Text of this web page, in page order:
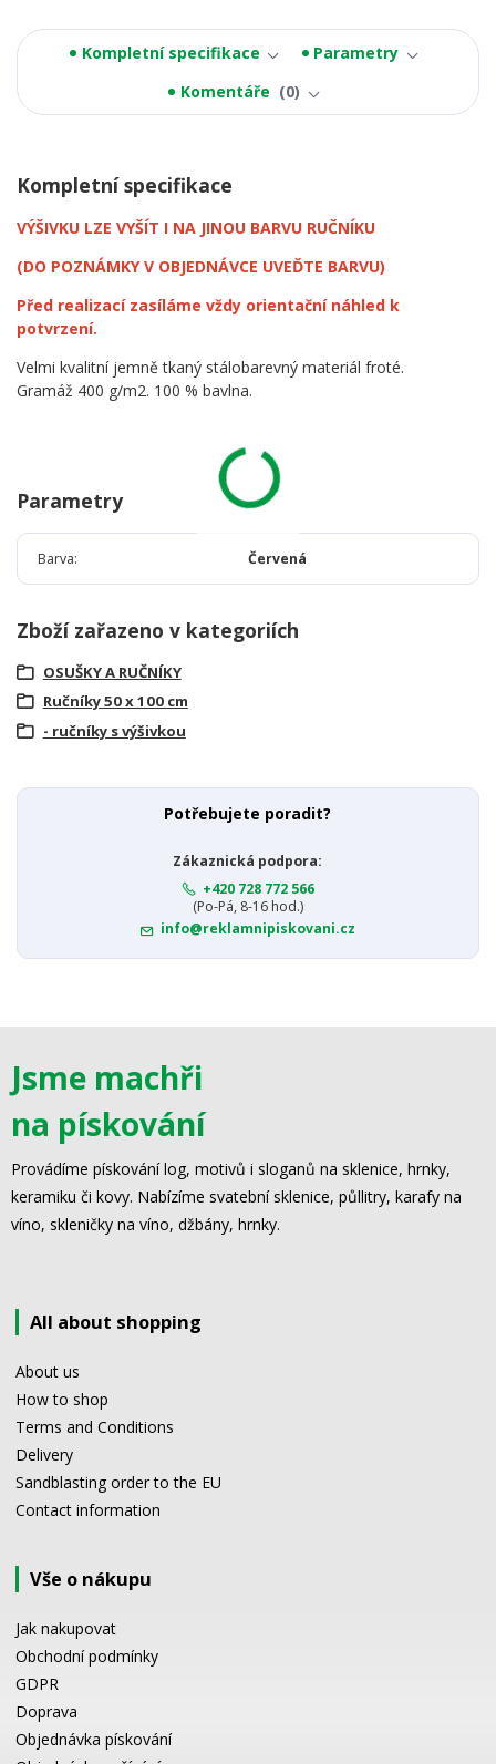
Kompletní specifikace
Parametry
Komentáře
0
Kompletní specifikace
VÝŠIVKU LZE VYŠÍT I NA JINOU BARVU RUČNÍKU
(DO POZNÁMKY V OBJEDNÁVCE UVEĎTE BARVU)
Před realizací zasíláme vždy orientační náhled k
potvrzení.
Velmi kvalitní jemně tkaný stálobarevný materiál froté.
Gramáž 400 g/m2. 100 % bavlna.
Parametry
Barva Červená
Zboží zařazeno v kategoriích
OSUŠKY A RUČNÍKY
Ručníky 50 x 100 cm
- ručníky s výšivkou
Potřebujete poradit?
Zákaznická podpora:
+420 728 772 566
(Po-Pá, 8-16 hod.)
info@reklamnipiskovani.cz
Jsme machři
na pískování
Provádíme pískování log, motivů i sloganů na sklenice, hrnky,
keramiku či kovy. Nabízíme svatební sklenice, půllitry, karafy na
víno, skleničky na víno, džbány, hrnky.
All about shopping
About us
How to shop
Terms and Conditions
Delivery
Sandblasting order to the EU
Contact information
Vše o nákupu
Jak nakupovat
Obchodní podmínky
GDPR
Doprava
Objednávka pískování